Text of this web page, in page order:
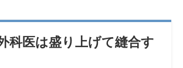
科医は盛り上げて縫合す